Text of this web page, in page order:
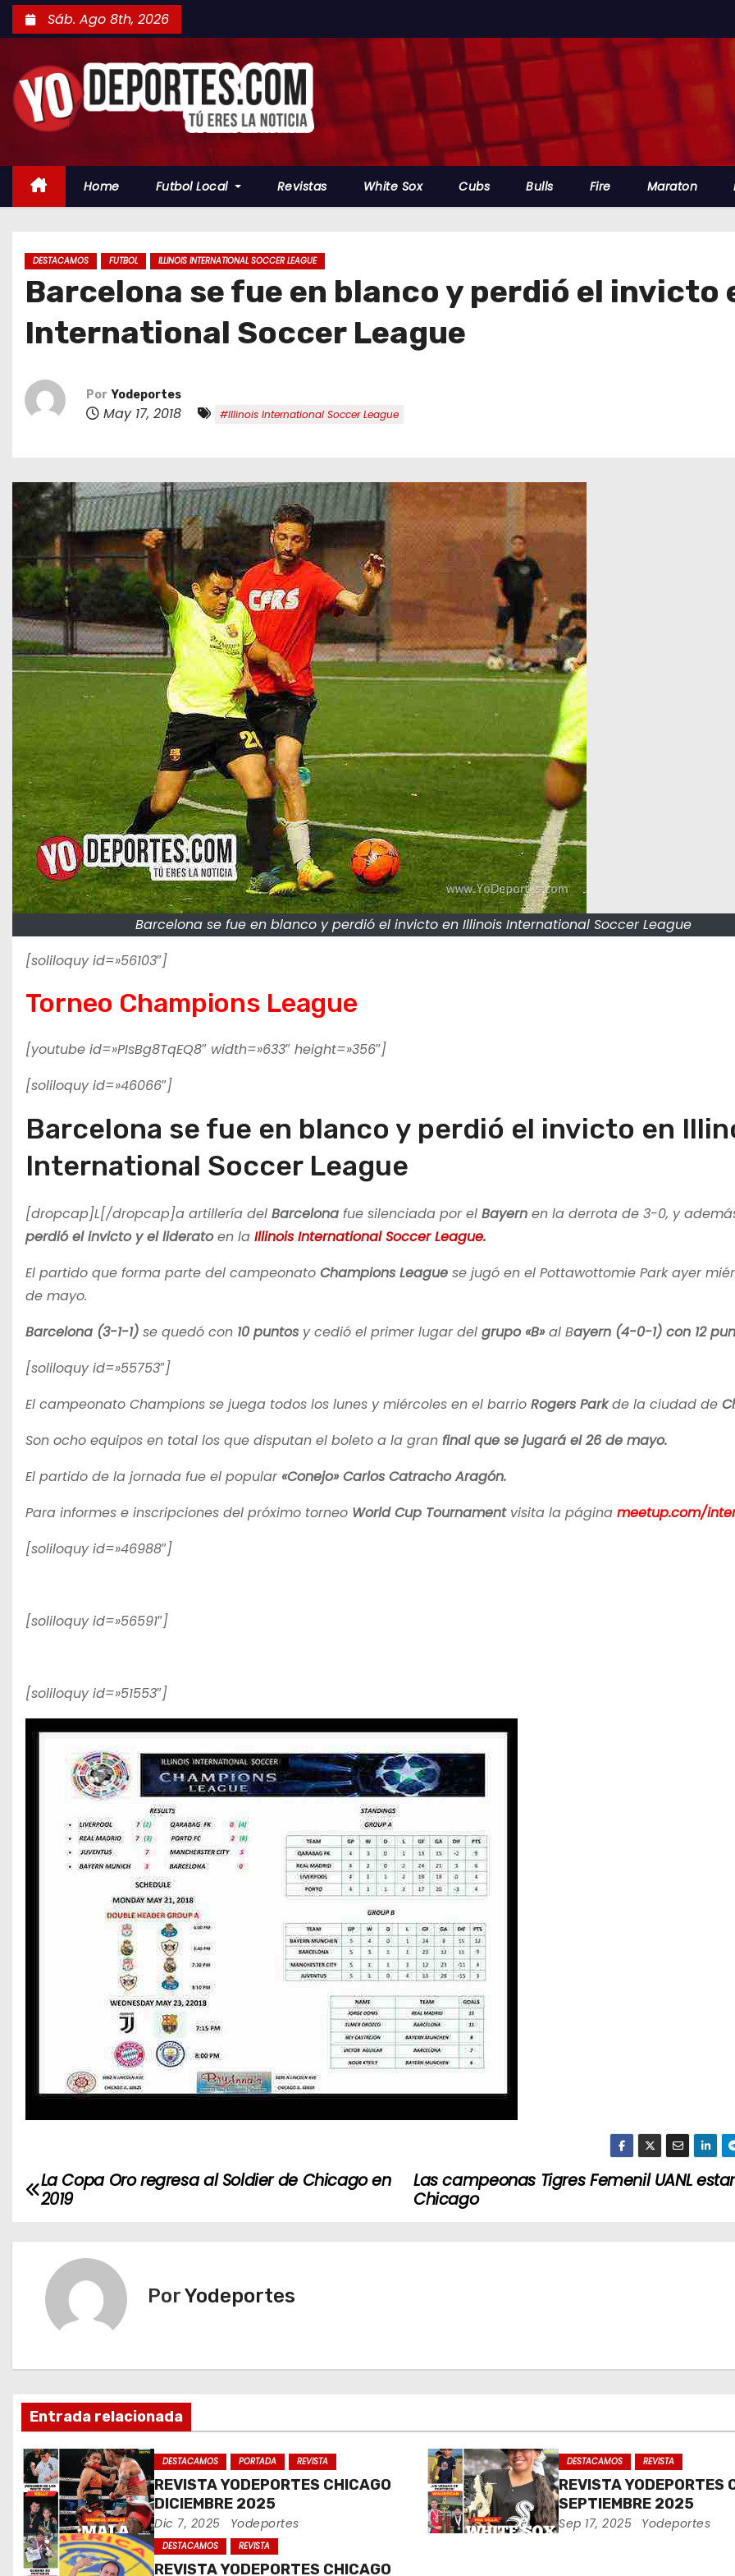
a
l
Sáb. Ago 8th, 2026
Home Futbol Local Revistas White Sox Cubs Bulls Fire Maraton
DESTACAMOS FUTBOL ILLINOIS INTERNATIONAL SOCCER LEAGUE
Barcelona se fue en blanco y perdió el invicto
International Soccer League
Por Yodeportes
May 17, 2018 #Illinois International Soccer League
Barcelona se fue en blanco y perdió el invicto en Illinois International Soccer League
[soliloquy id=»56103″]
Torneo Champions League
[youtube id=»PIsBg8TqEQ8″ width=»633″ height=»356″]
[soliloquy id=»46066″]
Barcelona se fue en blanco y perdió el invicto en
International Soccer League
[dropcap]L[/dropcap]a artillería del Barcelona fue silenciada por el Bayern en la derrota de 3-0, y
perdió el invicto y el lideratoen la Illinois International Soccer League.
El partido que forma parte del campeonato Champions League se jugó en el Pottawottomie Park ayer
de mayo.
Barcelona (3-1-1) se quedó con 10 puntosy cedió el primer lugar del grupo «B»al Bayern (4-0-1) con 12
[soliloquy id=»55753″]
El campeonato Champions se juega todos los lunes y miércoles en el barrio Rogers Parkde la ciudad de
Son ocho equipos en total los que disputan el boleto a la gran final que se jugará el 26 de mayo.
El partido de la jornada fue el popular«Conejo» Carlos Catracho Aragón.
Para informes e inscripciones del próximo torneo World Cup Tournamentvisita la página meetup.com/
[soliloquy id=»46988″]
[soliloquy id=»56591″]
[soliloquy id=»51553″]
N
c
i
ó
n
d
e
Las campeonas Tigres Femenil UANL
Chicago
La Copa Oro regresa al Soldier de Chicago en
2019
PorYodeportes
Entrada relacionada
DESTACAMOS PORTADA REVISTA
REVISTA YODEPORTES CHICAGO
DICIEMBRE 2025
Dic 7, 2025 Yodeportes
DESTACAMOS REVISTA
REVISTA YODEPORTES
SEPTIEMBRE 2025
Sep 17, 2025 Yodeportes
DESTACAMOS REVISTA
REVISTA YODEPORTES CHICAGO